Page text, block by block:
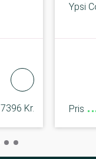
7396 Kr.
Ypsi
Pris